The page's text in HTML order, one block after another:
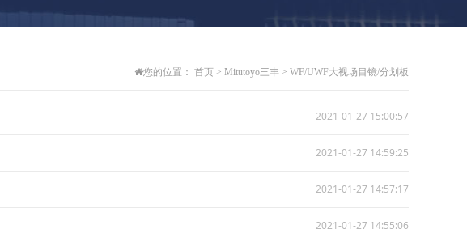
您的位置： 首页 > Mitutoyo三丰 > WF/UWF大视场目镜/分划板
2021-01-27 15:00:57
2021-01-27 14:59:25
2021-01-27 14:57:17
2021-01-27 14:55:06